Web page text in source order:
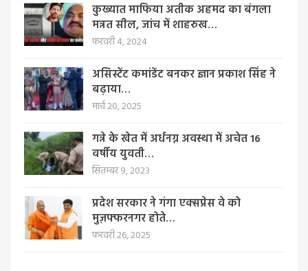
कुख्यात माफिया अतीक अहमद का बंगला
मन्नत सील, जांच में शाहरुख…
फरवरी 4, 2024
असिस्टेंट कमांडेंट बनकर ज्ञान प्रकाश सिंह ने
बढ़ाया…
मार्च 20, 2025
गन्ने के खेत में अर्धनग्न अवस्था में अचेत 16
वर्षीय युवती…
सितम्बर 9, 2023
प्रदेश सरकार ने गंगा एक्सप्रेस वे को
मुज़फ्फरनगर होते…
फरवरी 26, 2025